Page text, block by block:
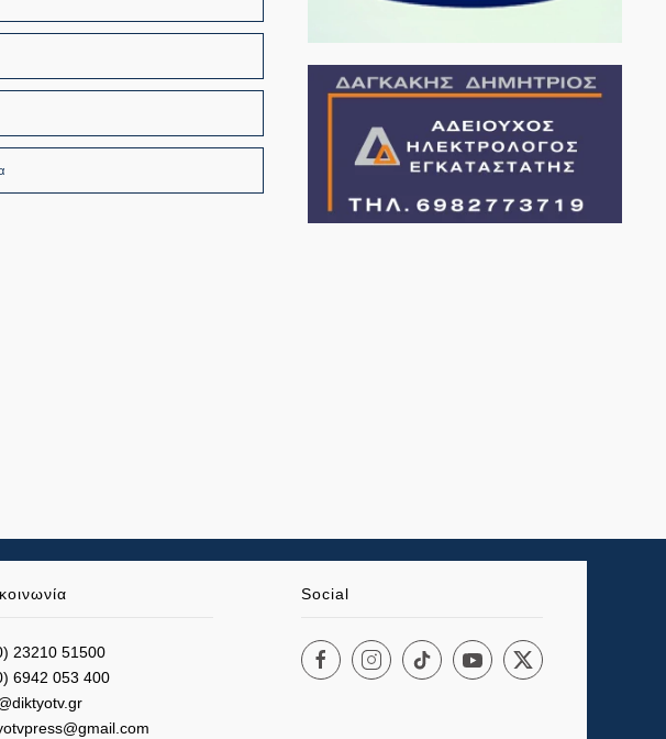
23210 51500
6942 053 400
Social